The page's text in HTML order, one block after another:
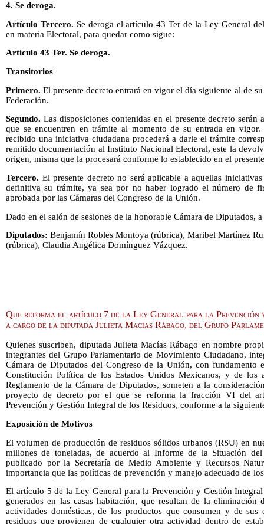
4. Se deroga.
Artículo Tercero. Se deroga el artículo 43 Ter de la Ley General
en materia Electoral, para quedar como sigue:
Artículo 43 Ter. Se deroga.
Transitorios
Primero. El presente decreto entrará en vigor el día siguiente al de
Federación.
Segundo. Las disposiciones contenidas en el presente decreto serán
que se encuentren en trámite al momento de su entrada en
recibido una iniciativa ciudadana procederá a darle el trámite
remitido documentación al Instituto Nacional Electoral, este la
origen, misma que la procesará conforme lo establecido en el
Tercero. El presente decreto no será aplicable a aquellas
definitiva su trámite, ya sea por no haber logrado el número de
aprobada por las Cámaras del Congreso de la Unión.
Dado en el salón de sesiones de la honorable Cámara de Diputados,
Diputados: Benjamín Robles Montoya (rúbrica), Maribel Martínez
(rúbrica), Claudia Angélica Domínguez Vázquez.
Que reforma el artículo 7 de la Ley General para la Prevención
a cargo de la diputada Julieta Macías Rábago, del Grupo
Quienes suscriben, diputada Julieta Macías Rábago en nombre
integrantes del Grupo Parlamentario de Movimiento Ciudadano,
Cámara de Diputados del Congreso de la Unión, con
Constitución Política de los Estados Unidos Mexicanos, y de
Reglamento de la Cámara de Diputados, someten a la
proyecto de decreto por el que se reforma la fracción VI del
Prevención y Gestión Integral de los Residuos, conforme a la
Exposición de Motivos
El volumen de producción de residuos sólidos urbanos (RSU) en
millones de toneladas, de acuerdo al Informe de la Situación
publicado por la Secretaría de Medio Ambiente y Recursos
importancia que las políticas de prevención y manejo adecuado de
El artículo 5 de la Ley General para la Prevención y Gestión
generados en las casas habitación, que resultan de la eliminación
actividades domésticas, de los productos que consumen y de sus
residuos que provienen de cualquier otra actividad dentro de